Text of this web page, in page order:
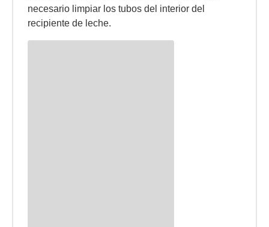
necesario limpiar los tubos del interior del
recipiente de leche.